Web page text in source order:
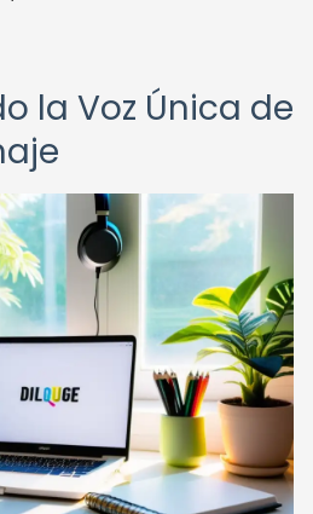
la Voz Única de